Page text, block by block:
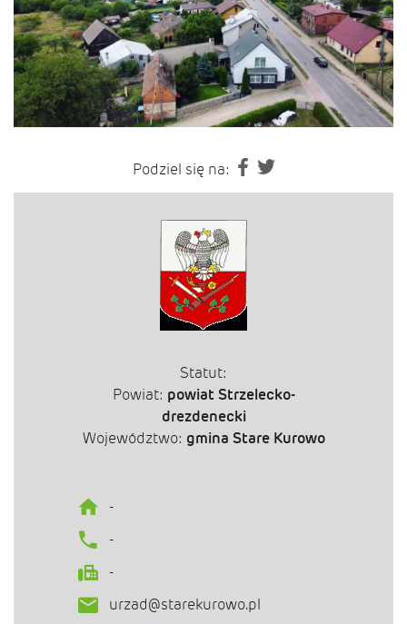
Podziel się na:
Statut:
Powiat: powiat Strzelecko-
drezdenecki
Województwo: gmina Stare Kurowo
-
-
-
urzad@starekurowo.pl